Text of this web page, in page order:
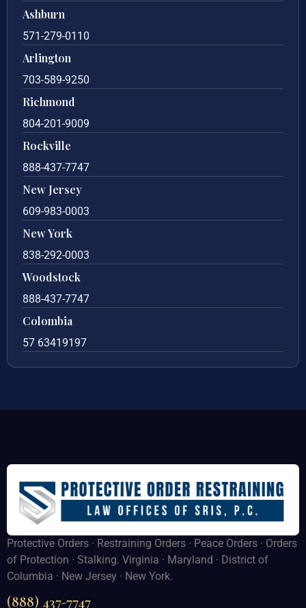
Ashburn
571-279-0110
Arlington
703-589-9250
Richmond
804-201-9009
Rockville
888-437-7747
New Jersey
609-983-0003
New York
838-292-0003
Woodstock
888-437-7747
Colombia
57 63419197
Protective Orders · Restraining Orders · Peace Orders · Orders
of Protection · Stalking. Virginia · Maryland · District of
Columbia · New Jersey · New York.
(888) 437-7747